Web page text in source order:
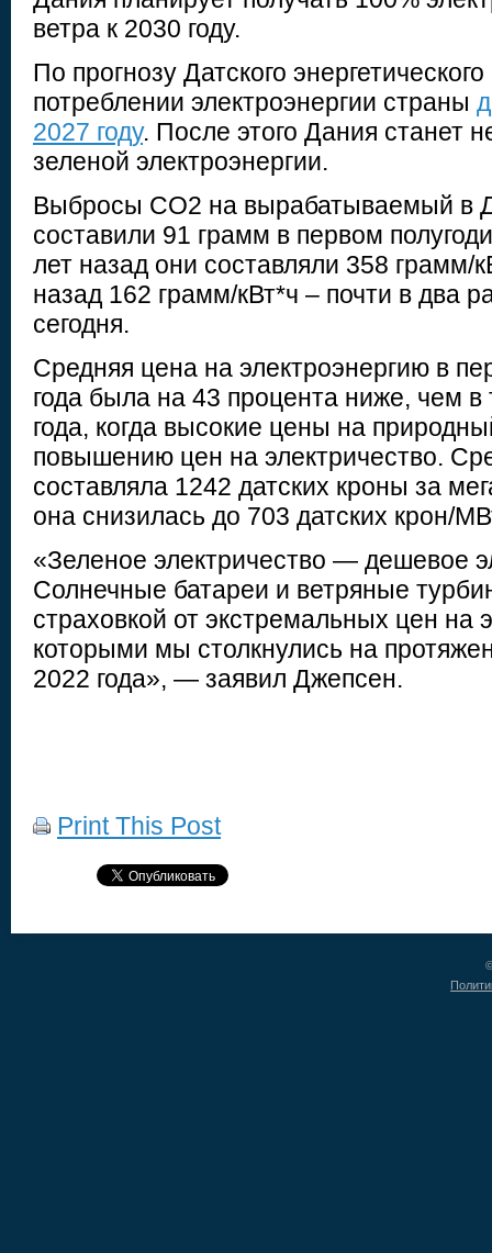
ветра к 2030 году.
По прогнозу Датского
потреблении электроэнергии страны
2027 году. После этого Дания станет
зеленой электроэнергии.
Выбросы CO2 на вырабатываемый в
составили 91 грамм в первом
лет назад они составляли 358 грамм/
назад 162 грамм/кВт*ч – почти в два
сегодня.
Средняя цена на электроэнергию в
года была на 43 процента ниже, чем
года, когда высокие цены на
повышению цен на электричество.
составляла 1242 датских кроны за
она снизилась до 703 датских крон/
«Зеленое электричество — дешевое
Солнечные батареи и ветряные
страховкой от экстремальных цен на
которыми мы столкнулись на
2022 года», — заявил Джепсен.
Print This Post